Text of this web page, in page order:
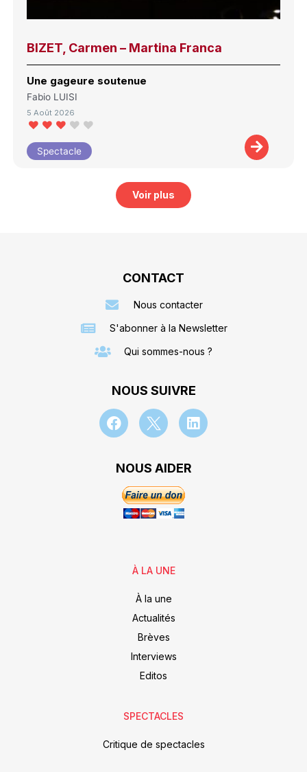
BIZET, Carmen – Martina Franca
Une gageure soutenue
Fabio LUISI
5 Août 2026
Spectacle
Voir plus
CONTACT
Nous contacter
S'abonner à la Newsletter
Qui sommes-nous ?
NOUS SUIVRE
NOUS AIDER
À LA UNE
À la une
Actualités
Brèves
Interviews
Editos
SPECTACLES
Critique de spectacles